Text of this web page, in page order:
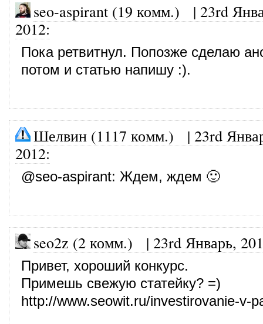
seo-aspirant (19 комм.) | 23rd
2012:
Пока ретвитнул. Попозже сделаю
потом и статью напишу :).
Шелвин (1117 комм.) | 23rd
2012:
@seo-aspirant: Ждем, ждем 🙂
seo2z (2 комм.) | 23rd Январь,
Привет, хороший конкурс.
Примешь свежую статейку? =)
http://www.seowit.ru/investirovanie-v-